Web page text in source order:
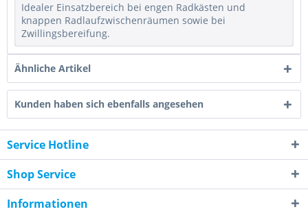
Idealer Einsatzbereich bei engen Radkästen und
knappen Radlaufzwischenräumen sowie bei
Zwillingsbereifung.
Ähnliche Artikel
Kunden haben sich ebenfalls angesehen
Service Hotline
Shop Service
Informationen